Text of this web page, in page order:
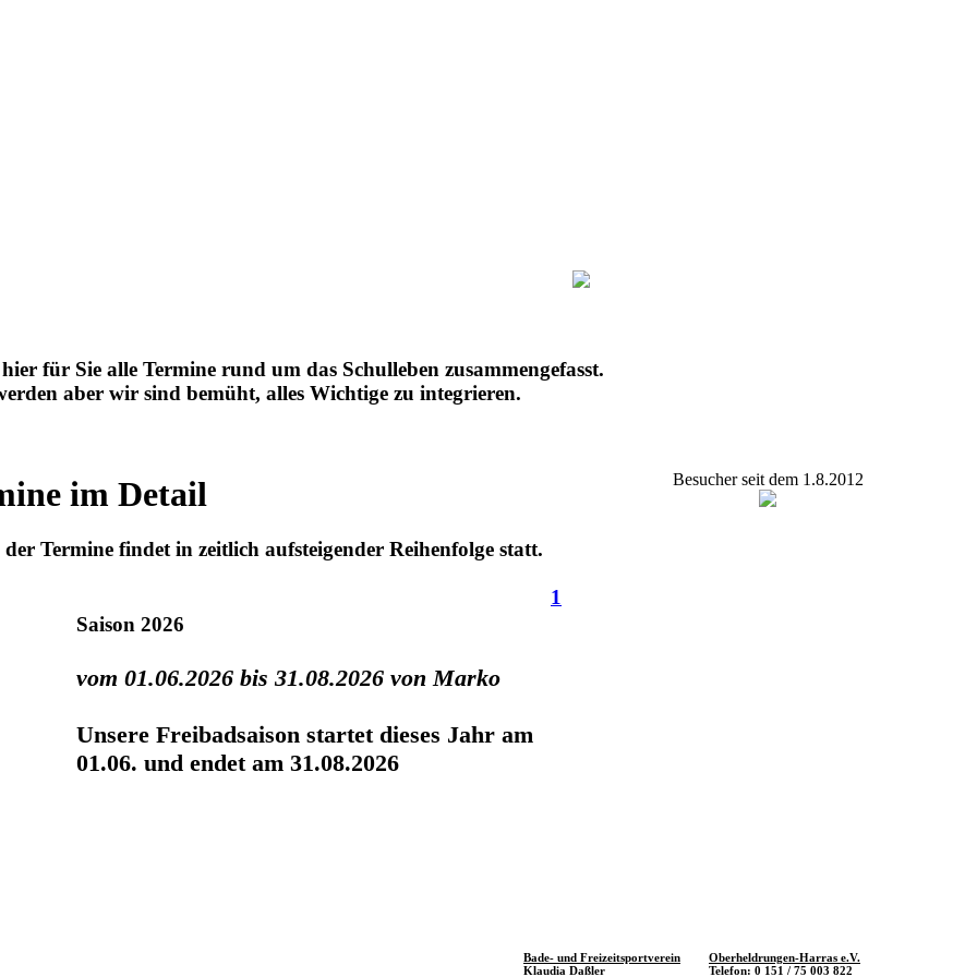
für Sie alle Termine rund um das Schulleben zusammengefasst.
aber wir sind bemüht, alles Wichtige zu integrieren.
im Detail
Termine findet in zeitlich aufsteigender Reihenfolge statt.
Saison 2026
vom 01.06.2026 bis 31.08.2026 von Marko
Unsere Freibadsaison startet dieses Jahr am
01.06. und endet am 31.08.2026
1
Bade- und Freizeitsportverein
Klaudia Daßler
Oberheldrungen-Harras e.V.
Telefon: 0 151 / 75 003 822
Besucher seit dem 1.8.2012